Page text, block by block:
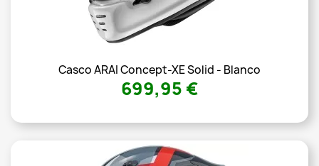
Casco ARAI Concept-XE Solid - Blanco
699,95 €